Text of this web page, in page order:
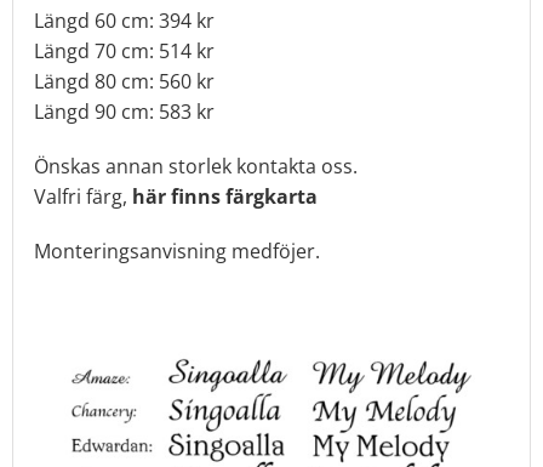
Längd 60 cm: 394 kr
Längd 70 cm: 514 kr
Längd 80 cm: 560 kr
Längd 90 cm: 583 kr
Önskas annan storlek kontakta oss.
Valfri färg, här finns färgkarta
Monteringsanvisning medföjer.